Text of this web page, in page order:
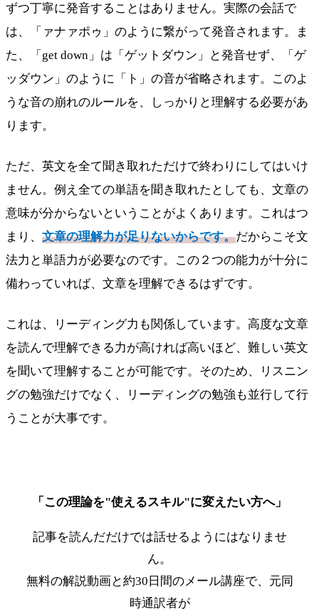
ずつ丁寧に発音することはありません。実際の会話で
は、「ァナァポゥ」のように繋がって発音されます。ま
た、「get down」は「ゲットダウン」と発音せず、「ゲ
ッダウン」のように「ト」の音が省略されます。このよ
うな音の崩れのルールを、しっかりと理解する必要があ
ります。
ただ、英文を全て聞き取れただけで終わりにしてはいけ
ません。例え全ての単語を聞き取れたとしても、文章の
意味が分からないということがよくあります。これはつ
まり、 文章の理解力が足りないからです。だからこそ文
法力と単語力が必要なのです。この２つの能力が十分に
備わっていれば、文章を理解できるはずです。
これは、リーディング力も関係しています。高度な文章
を読んで理解できる力が高ければ高いほど、難しい英文
を聞いて理解することが可能です。そのため、リスニン
グの勉強だけでなく、リーディングの勉強も並行して行
うことが大事です。
「この理論を"使えるスキル"に変えたい方へ」
記事を読んだだけでは話せるようにはなりませ
ん。
無料の解説動画と約30日間のメール講座で、元同
時通訳者が